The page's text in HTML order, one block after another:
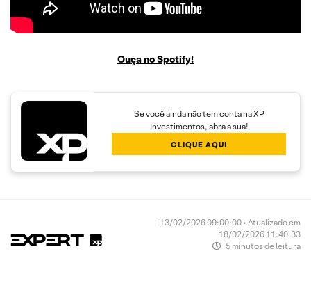
Ouça no Spotify!
Se você ainda não tem conta na XP
Investimentos, abra a sua!
CLIQUE AQUI
13/02/2026 09:00:00 • Atualizado em
18/02/2026 11:40:33
5 minutos de leitura